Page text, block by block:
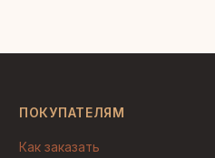
ПОКУПАТЕЛЯМ
Как заказать